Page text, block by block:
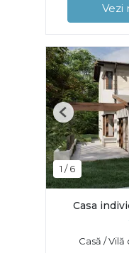
Vezi
1 /6
Previous
Casa
Casă /